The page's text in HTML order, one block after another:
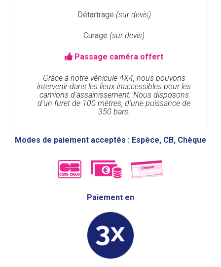
Détartrage (sur devis)
Curage (sur devis)
Passage caméra offert
Grâce à notre véhicule 4X4, nous pouvons
intervenir dans les lieux inaccessibles pour les
camions d'assainissement. Nous disposons
d'un furet de 100 mètres, d'une puissance de
350 bars.
Modes de paiement acceptés : Espèce, CB, Chèque
Paiement en